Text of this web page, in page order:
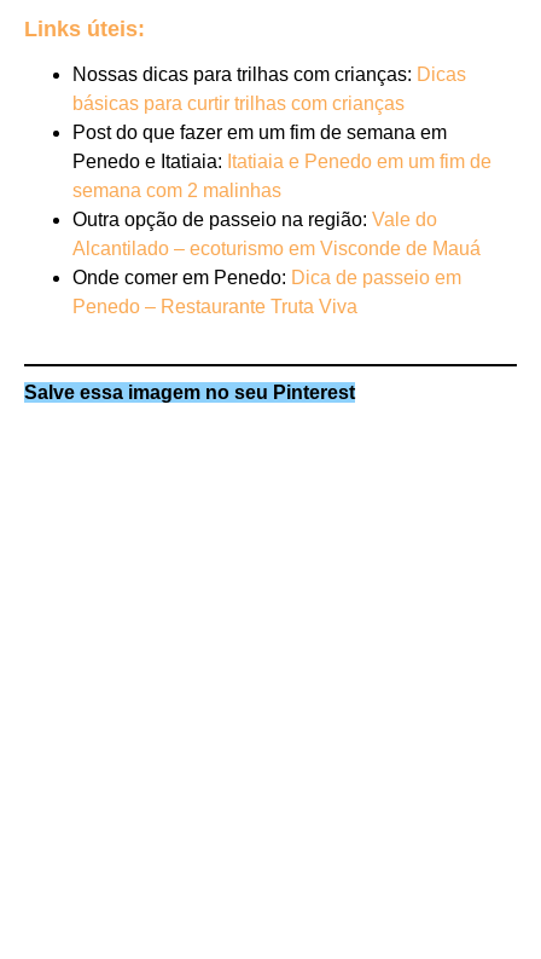
Links úteis:
Nossas dicas para trilhas com crianças: Dicas
básicas para curtir trilhas com crianças
Post do que fazer em um fim de semana em
Penedo e Itatiaia: Itatiaia e Penedo em um fim de
semana com 2 malinhas
Outra opção de passeio na região: Vale do
Alcantilado – ecoturismo em Visconde de Mauá
Onde comer em Penedo: Dica de passeio em
Penedo – Restaurante Truta Viva
Salve essa imagem no seu Pinterest